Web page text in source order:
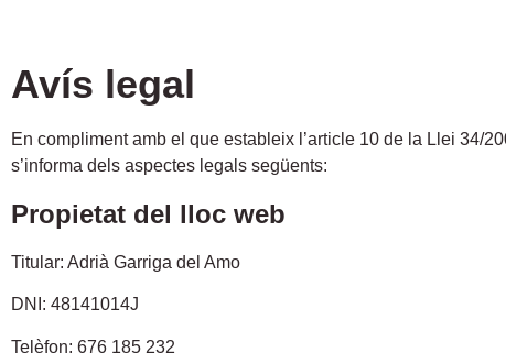
Avís legal
En compliment amb el que estableix l’article 10 de la Llei 34/
s’informa dels aspectes legals següents:
Propietat del lloc web
Titular: Adrià Garriga del Amo
DNI: 48141014J
Telèfon: 676 185 232